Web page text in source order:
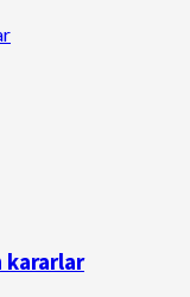
kararlar